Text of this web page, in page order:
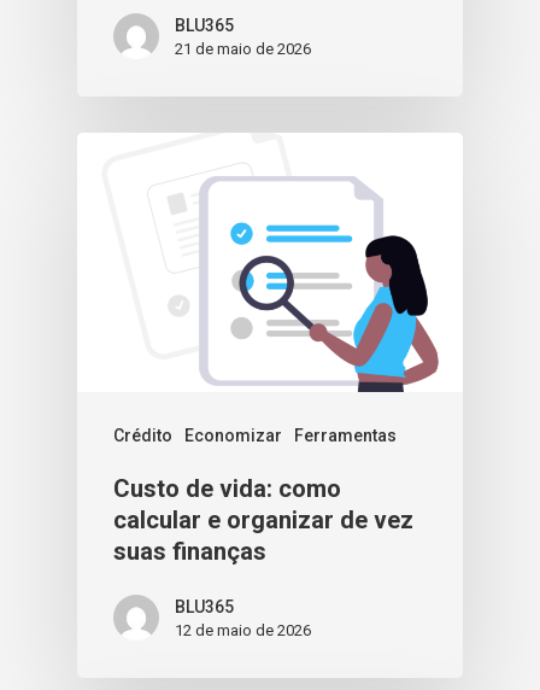
BLU365
21 de maio de 2026
Crédito Economizar Ferramentas
Custo de vida: como
calcular e organizar de vez
suas finanças
BLU365
12 de maio de 2026